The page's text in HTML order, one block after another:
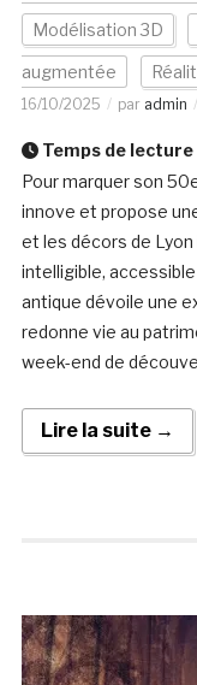
Modélisation 3D
augmentée
16/10/2025 par admin
Temps de lecture
Pour marquer son
innove et propose
et les décors de Lyon
intelligible,
antique dévoile une
redonne vie au
week-end de
Lire la suite →